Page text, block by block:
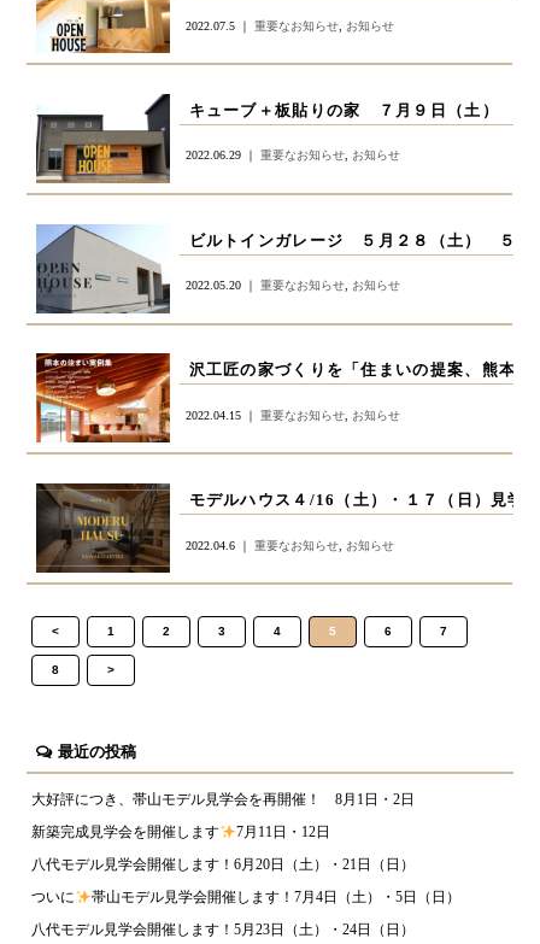
2022.07.5 ｜ 重要なお知らせ, お知らせ
キューブ＋板貼りの家 ７月９日（土） ７
2022.06.29 ｜ 重要なお知らせ, お知らせ
ビルトインガレージ ５月２８（土） ５月
2022.05.20 ｜ 重要なお知らせ, お知らせ
沢工匠の家づくりを「住まいの提案、熊本
2022.04.15 ｜ 重要なお知らせ, お知らせ
モデルハウス４/16（土）・１７（日）見学
2022.04.6 ｜ 重要なお知らせ, お知らせ
< 1 2 3 4 5 6 7
8 >
最近の投稿
大好評につき、帯山モデル見学会を再開催！ 8月1日・2日
新築完成見学会を開催します 7月11日・12日
八代モデル見学会開催します！6月20日（土）・21日（日）
ついに 帯山モデル見学会開催します！7月4日（土）・5日（日）
八代モデル見学会開催します！5月23日（土）・24日（日）